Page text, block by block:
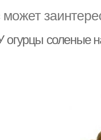
соленые